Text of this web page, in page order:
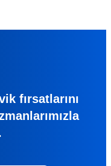
fırsatlarını